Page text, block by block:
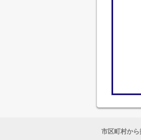
市区町村から